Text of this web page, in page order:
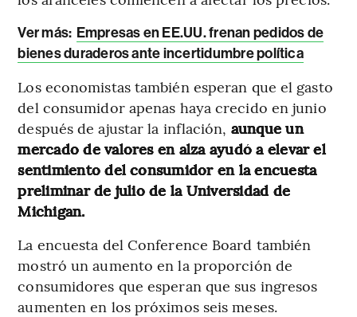
Ver más: Empresas en EE.UU. frenan pedidos de
bienes duraderos ante incertidumbre política
Los economistas también esperan que el gasto
del consumidor apenas haya crecido en junio
después de ajustar la inflación, aunque un
mercado de valores en alza ayudó a elevar el
sentimiento del consumidor en la encuesta
preliminar de julio de la Universidad de
Michigan.
La encuesta del Conference Board también
mostró un aumento en la proporción de
consumidores que esperan que sus ingresos
aumenten en los próximos seis meses.